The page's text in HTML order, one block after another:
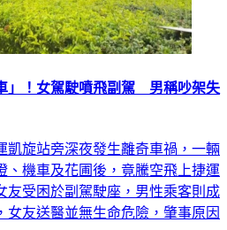
」！女駕駛噴飛副駕 男稱吵架失
凱旋站旁深夜發生離奇車禍，一輛
、機車及花圃後，竟騰空飛上捷運
友受困於副駕駛座，男性乘客則成
女友送醫並無生命危險，肇事原因